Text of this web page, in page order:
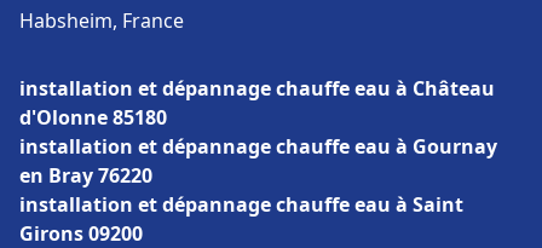
Habsheim, France
installation et dépannage chauffe eau à Château
d'Olonne 85180
installation et dépannage chauffe eau à Gournay
en Bray 76220
installation et dépannage chauffe eau à Saint
Girons 09200